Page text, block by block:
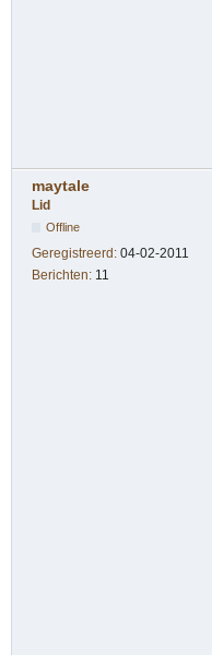
maytale
Lid
Offline
Geregistreerd: 04-02-2011
Berichten: 11